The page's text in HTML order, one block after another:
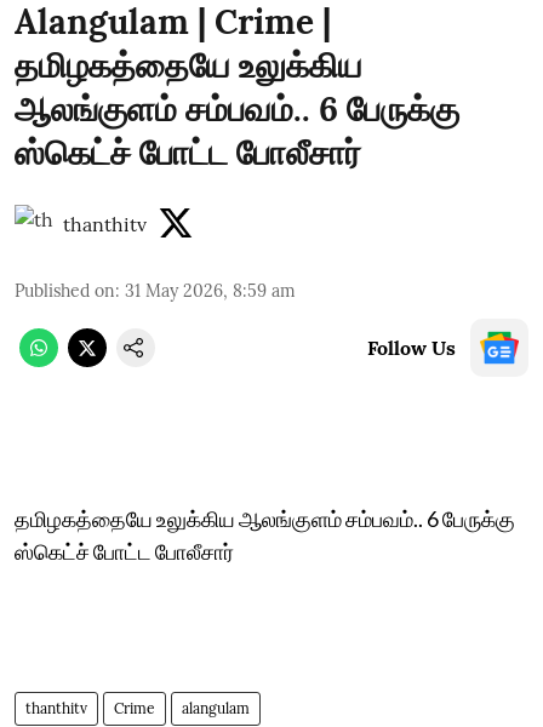
Alangulam | Crime |
தமிழகத்தையே உலுக்கிய
ஆலங்குளம் சம்பவம்.. 6 பேருக்கு
ஸ்கெட்ச் போட்ட போலீசார்
thanthitv
Published on: 31 May 2026, 8:59 am
Follow Us
தமிழகத்தையே உலுக்கிய ஆலங்குளம் சம்பவம்.. 6 பேருக்கு
ஸ்கெட்ச் போட்ட போலீசார்
thanthitv Crime alangulam